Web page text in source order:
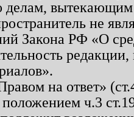
вытекающим
не
Закона РФ «О
на ответ»
положением ч.3